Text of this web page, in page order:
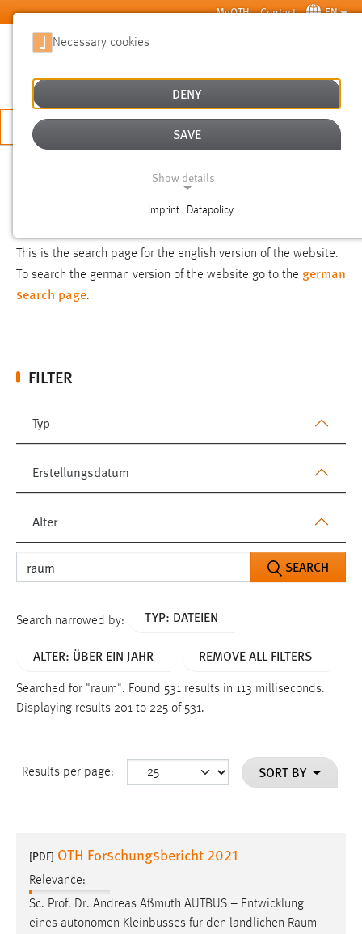
Skip to main content MyOTH Contact EN
APPLY NOW
This is the search page for the english version of the website.
To search the german version of the website go to the german
search page.
FILTER
Typ
Erstellungsdatum
Alter
SEARCH
Search narrowed by: TYP: DATEIEN
ALTER: ÜBER EIN JAHR REMOVE ALL FILTERS
Searched for "raum". Found 531 results in 113 milliseconds.
Displaying results 201 to 225 of 531.
Results per page: SORT BY
[PDF] OTH Forschungsbericht 2021
Relevance:
Sc. Prof. Dr. Andreas Aßmuth AUTBUS – Entwicklung
eines autonomen Kleinbusses für den ländlichen Raum
Necessary cookies
DENY
SAVE
Show details
Imprint | Datapolicy